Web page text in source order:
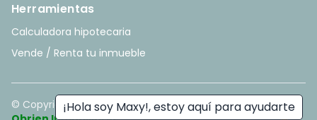
¡Hola soy Maxy!, estoy aquí para ayudarte
Herramientas
Calculadora hipotecaria
Vende / Renta tu inmueble
© Copyright2026. All rights reserved. - Hecho con ❤️ por